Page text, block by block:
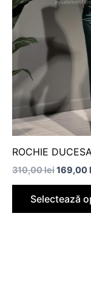
ROCHIE DUCESA
310,00lei169,00
Selectează